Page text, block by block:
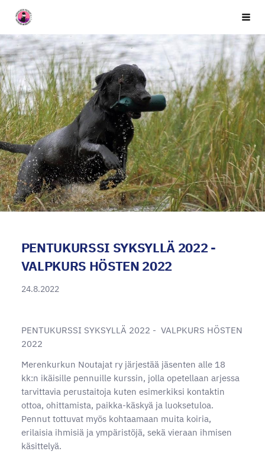
Siirry
sivun
sisältöön
Seuran nimi
PENTUKURSSI SYKSYLLÄ 2022 -
VALPKURS HÖSTEN 2022
24.8.2022
PENTUKURSSI SYKSYLLÄ 2022 - VALPKURS HÖSTEN
2022
Merenkurkun Noutajat ry järjestää jäsenten alle 18
kk:n ikäisille pennuille kurssin, jolla opetellaan arjessa
tarvittavia perustaitoja kuten esimerkiksi kontaktin
ottoa, ohittamista, paikka-käskyä ja luoksetuloa.
Pennut tottuvat myös kohtaamaan muita koiria,
erilaisia ihmisiä ja ympäristöjä, sekä vieraan ihmisen
käsittelyä.